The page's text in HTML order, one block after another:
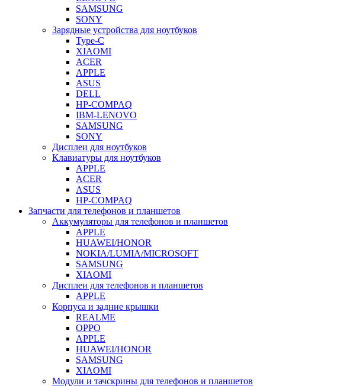
SAMSUNG
SONY
Зарядные устройства для ноутбуков
Type-C
XIAOMI
ACER
APPLE
ASUS
DELL
HP-COMPAQ
IBM-LENOVO
SAMSUNG
SONY
Дисплеи для ноутбуков
Клавиатуры для ноутбуков
APPLE
ACER
ASUS
HP-COMPAQ
Запчасти для телефонов и планшетов
Аккумуляторы для телефонов и планшетов
APPLE
HUAWEI/HONOR
NOKIA/LUMIA/MICROSOFT
SAMSUNG
XIAOMI
Дисплеи для телефонов и планшетов
APPLE
Корпуса и задние крышки
REALME
OPPO
APPLE
HUAWEI/HONOR
SAMSUNG
XIAOMI
Модули и тачскрины для телефонов и планшетов